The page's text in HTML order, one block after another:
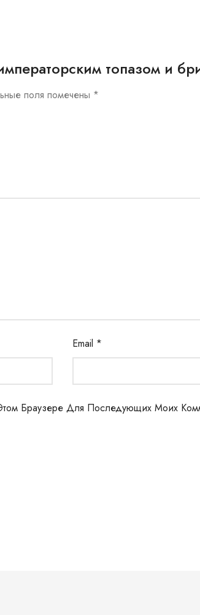
топазом и
поля помечены *
Email *
Браузере Для Последующих Моих